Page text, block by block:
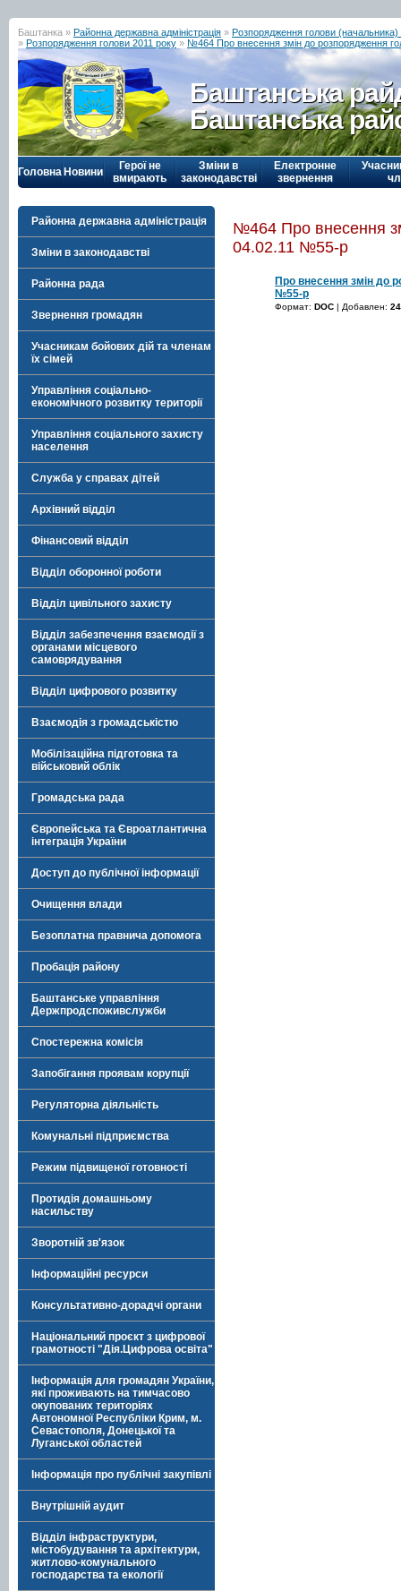
Баштанка » Районна державна адміністрація » Розпорядження голови (начальника)
» Розпорядження голови 2011 року » №464 Про внесення змін до розпорядження
Баштанська
Баштанська
Головна Новини
Герої не
вмирають
Зміни в
законодавстві
Електронне
звернення
Районна державна адміністрація
Зміни в законодавстві
Районна рада
Звернення громадян
Учасникам бойових дій та членам
їх сімей
Управління соціально-
економічного розвитку території
Управління соціального захисту
населення
Служба у справах дітей
Архівний відділ
Фінансовий відділ
Відділ оборонної роботи
Відділ цивільного захисту
Відділ забезпечення взаємодії з
органами місцевого
самоврядування
Відділ цифрового розвитку
Взаємодія з громадськістю
Мобілізаційна підготовка та
військовий облік
Громадська рада
Європейська та Євроатлантична
інтеграція України
Доступ до публічної інформації
Очищення влади
Безоплатна правнича допомога
Пробація району
Баштанське управління
Держпродспоживслужби
Спостережна комісія
Запобігання проявам корупції
Регуляторна діяльність
Комунальні підприємства
Режим підвищеної готовності
Протидія домашньому
насильству
Зворотній зв'язок
Інформаційні ресурси
Консультативно-дорадчі органи
Національний проєкт з цифрової
грамотності "Дія.Цифрова освіта"
Інформація для громадян України,
які проживають на тимчасово
окупованих територіях
Автономної Республіки Крим, м.
Севастополя, Донецької та
Луганської областей
Інформація про публічні закупівлі
Внутрішній аудит
Відділ інфраструктури,
містобудування та архітектури,
житлово-комунального
господарства та екології
№464 Про внесення
04.02.11 №55-р
Про внесення змін до
№55-р
Формат: DOC | Добавлен: